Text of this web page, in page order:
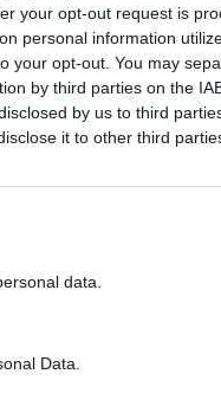
your opt-out request is
personal information
your opt-out. You may
by third parties on the
by us to third
it to other third
data.
Data.